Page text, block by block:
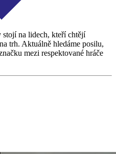
na lidech, kteří chtějí
trh. Aktuálně hledáme posilu,
mezi respektované hráče